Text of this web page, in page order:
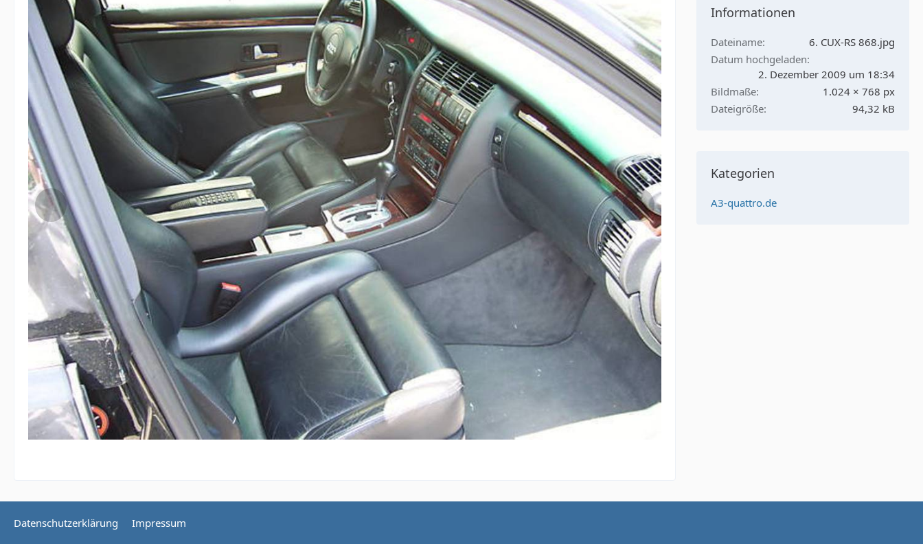
Informationen
Dateiname
6. CUX-RS 868.jpg
Datum hochgeladen
2. Dezember 2009 um 18:34
Bildmaße
1.024 × 768 px
Dateigröße
94,32 kB
Kategorien
A3-quattro.de
Datenschutzerklärung Impressum